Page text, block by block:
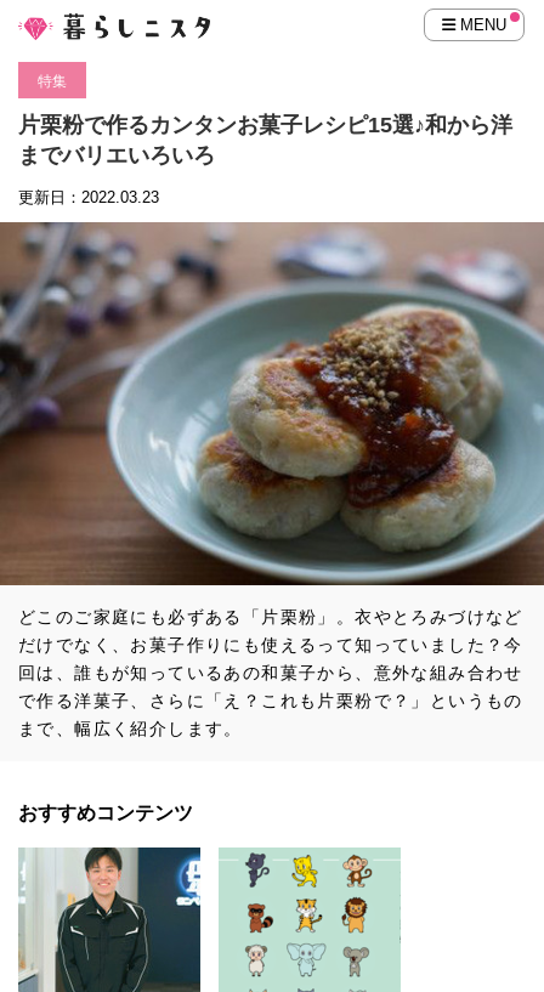
MENU
特集
片栗粉で作るカンタンお菓子レシピ15選♪和から洋
までバリエいろいろ
更新日：2022.03.23
どこのご家庭にも必ずある「片栗粉」。衣やとろみづけなど
だけでなく、お菓子作りにも使えるって知っていました？今
回は、誰もが知っているあの和菓子から、意外な組み合わせ
で作る洋菓子、さらに「え？これも片栗粉で？」というもの
まで、幅広く紹介します。
おすすめコンテンツ